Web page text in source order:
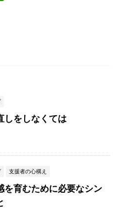
しをしなくては
支援者の心構え
を育むために必要なシン